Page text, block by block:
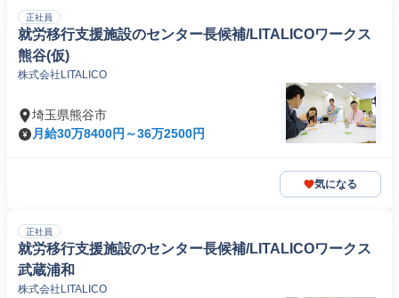
正社員
就労移行支援施設のセンター長候補/LITALICOワークス
熊谷(仮)
株式会社LITALICO
埼玉県熊谷市
月給30万8400円～36万2500円
気になる
正社員
就労移行支援施設のセンター長候補/LITALICOワークス
武蔵浦和
株式会社LITALICO